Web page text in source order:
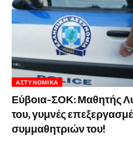
ΑΣΤΥΝΟΜΙΚΆ
Εύβοια-ΣΟΚ: Μαθητής
του, γυμνές
συμμαθητριών του!